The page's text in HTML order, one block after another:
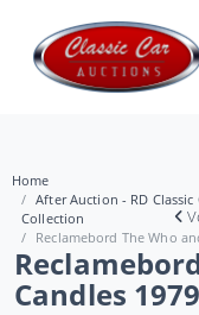
Home
After Auction - RD
Collection
Reclamebord The Who
Candles 1979